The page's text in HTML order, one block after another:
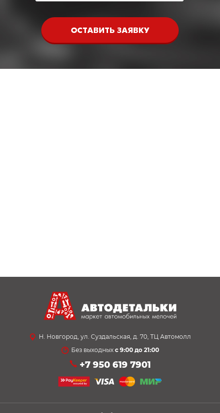
ОСТАВИТЬ ЗАЯВКУ
Н. Новгород, ул. Суздальская, д. 70, ТЦ Автомолл
Без выходных с 9:00 до 21:00
+7 950 619 7901